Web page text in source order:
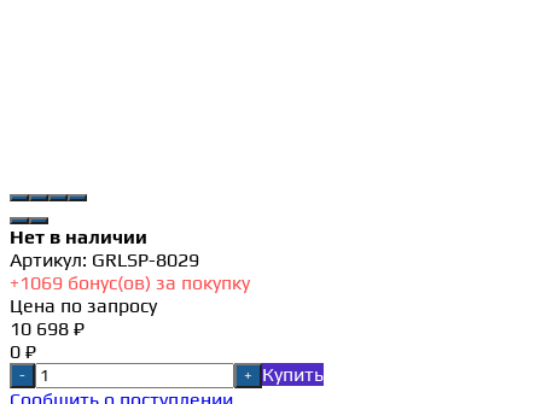
Нет в наличии
Артикул: GRLSP-8029
+1069 бонус(ов) за покупку
Цена по запросу
10 698 ₽
0 ₽
- +
Купить